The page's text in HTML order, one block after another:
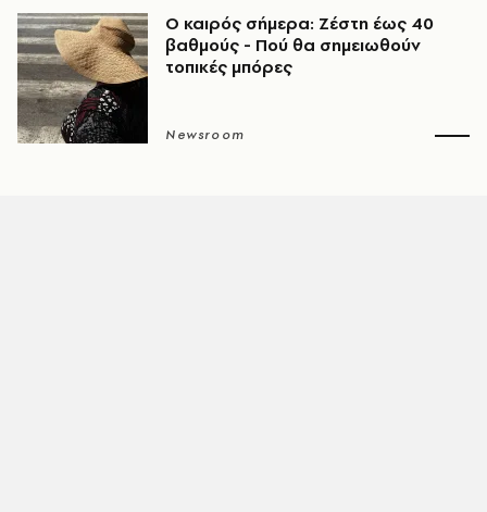
O καιρός σήμερα: Ζέστη έως 40
βαθμούς - Πού θα σημειωθούν
τοπικές μπόρες
Newsroom